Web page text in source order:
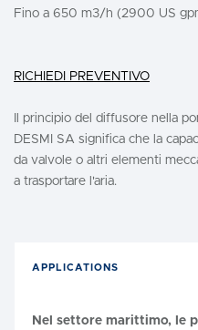
Fino a 650 m3/h (2900 US
RICHIEDI PREVENTIVO
Il principio del diffusore nella
DESMI SA significa che la
da valvole o altri elementi
a trasportare l'aria.
APPLICATIONS
Nel settore marittimo, le